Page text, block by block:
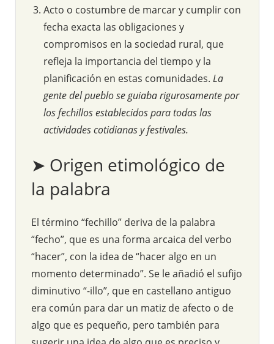
Acto o costumbre de marcar y cumplir con
fecha exacta las obligaciones y
compromisos en la sociedad rural, que
refleja la importancia del tiempo y la
planificación en estas comunidades. La
gente del pueblo se guiaba rigurosamente por
los fechillos establecidos para todas las
actividades cotidianas y festivales.
➤ Origen etimológico de
la palabra
El término “fechillo” deriva de la palabra
“fecho”, que es una forma arcaica del verbo
“hacer”, con la idea de “hacer algo en un
momento determinado”. Se le añadió el sufijo
diminutivo “-illo”, que en castellano antiguo
era común para dar un matiz de afecto o de
algo que es pequeño, pero también para